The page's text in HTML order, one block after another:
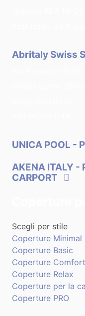
Abritaly Swiss
UNICA POOL -
AKENA ITALY -
CARPORT
Scegli per stile
Coperture Minimal
Coperture Basic
Coperture Comfort
Coperture Relax
Coperture per la
Coperture PRO